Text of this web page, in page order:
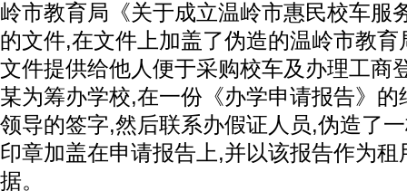
岭市教育局《关于成立温岭市惠民校车服
的文件,在文件上加盖了伪造的温岭市教
文件提供给他人便于采购校车及办理工商
某为筹办学校,在一份《办学申请报告》
领导的签字,然后联系办假证人员,伪造了
印章加盖在申请报告上,并以该报告作为租
据。